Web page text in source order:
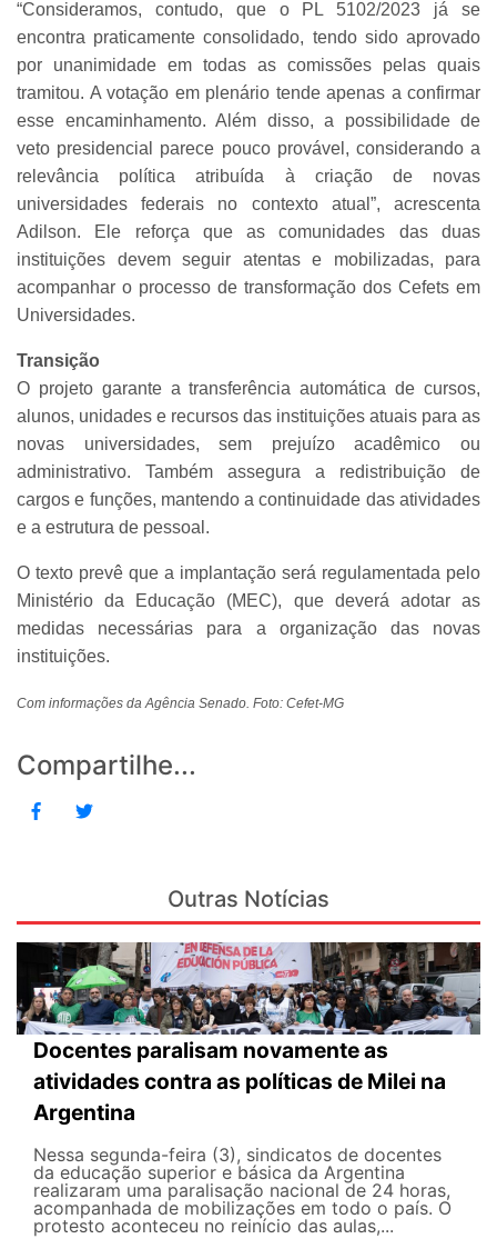
“Consideramos, contudo, que o PL 5102/2023 já se
encontra praticamente consolidado, tendo sido aprovado
por unanimidade em todas as comissões pelas quais
tramitou. A votação em plenário tende apenas a confirmar
esse encaminhamento. Além disso, a possibilidade de
veto presidencial parece pouco provável, considerando a
relevância política atribuída à criação de novas
universidades federais no contexto atual”, acrescenta
Adilson. Ele reforça que as comunidades das duas
instituições devem seguir atentas e mobilizadas, para
acompanhar o processo de transformação dos Cefets em
Universidades.
Transição
O projeto garante a transferência automática de cursos,
alunos, unidades e recursos das instituições atuais para as
novas universidades, sem prejuízo acadêmico ou
administrativo. Também assegura a redistribuição de
cargos e funções, mantendo a continuidade das atividades
e a estrutura de pessoal.
O texto prevê que a implantação será regulamentada pelo
Ministério da Educação (MEC), que deverá adotar as
medidas necessárias para a organização das novas
instituições.
Com informações da Agência Senado. Foto: Cefet-MG
Compartilhe...
Outras Notícias
Docentes paralisam novamente as
atividades contra as políticas de Milei na
Argentina
Nessa segunda-feira (3), sindicatos de docentes
da educação superior e básica da Argentina
realizaram uma paralisação nacional de 24 horas,
acompanhada de mobilizações em todo o país. O
protesto aconteceu no reinício das aulas,...